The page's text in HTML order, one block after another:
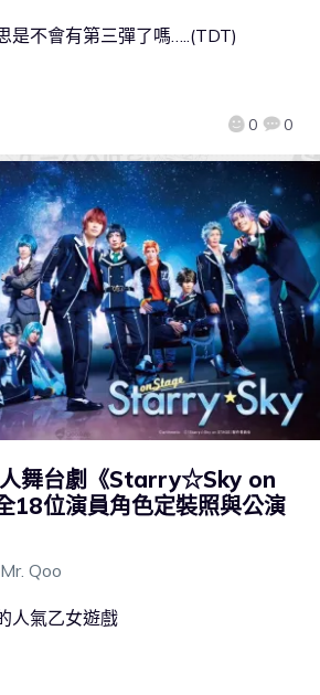
0 0
是不會有第三彈了嗎…..(TDT)
人舞台劇《Starry☆Sky on
18位演員角色定裝照與公演
Mr. Qoo
人氣乙女遊戲